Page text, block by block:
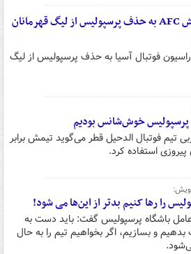
واکنش AFC به حذف پرسپولیس از لیگ قهرمانان
فوتبال آسیا به حذف پرسپولیس از لیگ
پرسپولیس خوش‌شانس بودیم
تیم فوتبال الدحیل قطر می‌گوید تیمش برابر
استفاده کرد.
را رها کنیم بدتر از این‌ها می شود!
باشگاه پرسپولیس گفت: باید دست به
و بسازیم، اگر بخواهیم تیم را به حال